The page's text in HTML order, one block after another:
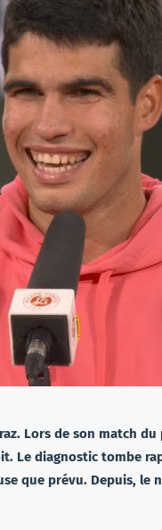
Lors de son match du
Le diagnostic tombe
que prévu. Depuis, le